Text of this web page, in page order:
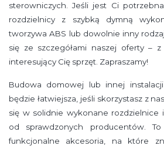
sterowniczych. Jeśli jest Ci
rozdzielnicy z szybką dymną
tworzywa ABS lub dowolnie inny
się ze szczegółami naszej oferty –
interesujący Cię sprzęt. Zapraszamy!
Budowa domowej lub innej
będzie łatwiejsza, jeśli skorzystasz z
się w solidnie wykonane rozdzielnice
od sprawdzonych producentów.
funkcjonalne akcesoria, na które